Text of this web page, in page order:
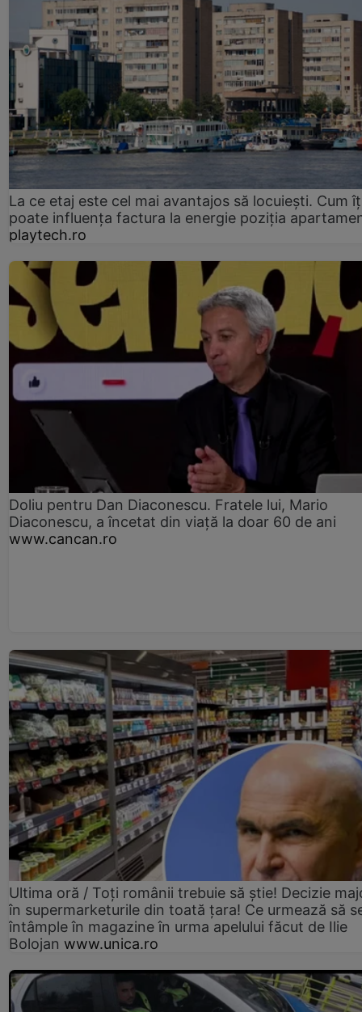
La ce etaj este cel mai avantajos să locuiești. Cum
poate influența factura la energie poziția
playtech.ro
Doliu pentru Dan Diaconescu. Fratele lui, Mario
Diaconescu, a încetat din viață la doar 60 de ani
www.cancan.ro
Ultima oră / Toți românii trebuie să știe! Decizie
în supermarketurile din toată țara! Ce urmează să
întâmple în magazine în urma apelului făcut de Ilie
Bolojan www.unica.ro